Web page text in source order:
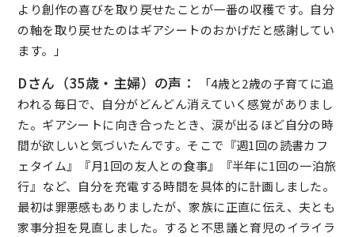
より創作の喜びを取り戻せたことが一番の収穫です。自分
の軸を取り戻せたのはギアシートのおかげだと感謝してい
ます。」
Dさん（35歳・主婦）の声：
「4歳と2歳の子育てに追
われる毎日で、自分がどんどん消えていく感覚がありまし
た。ギアシートに向き合ったとき、涙が出るほど自分の時
間が欲しいと気づいたんです。そこで『週1回の読書カフ
ェタイム』『月1回の友人との食事』『半年に1回の一泊旅
行』など、自分を充電する時間を具体的に計画しました。
最初は罪悪感もありましたが、家族に正直に伝え、夫とも
家事分担を見直しました。すると不思議と育児のイライラ